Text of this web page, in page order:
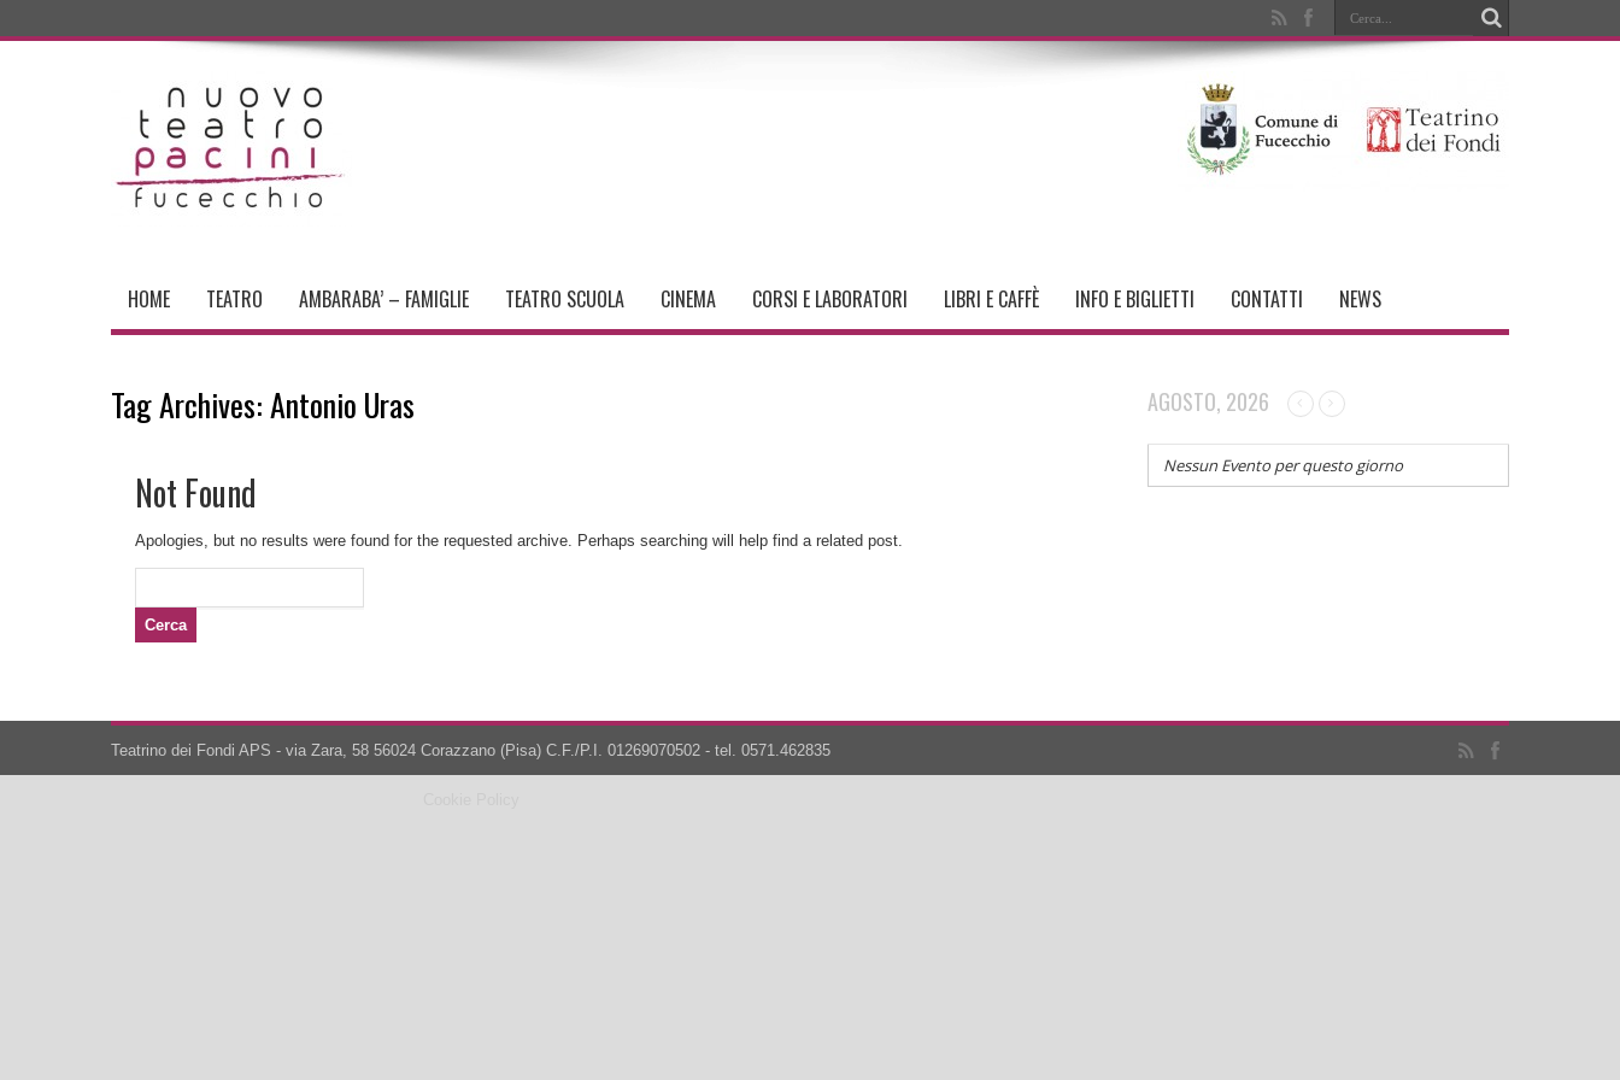
HOME TEATRO AMBARABA’ – FAMIGLIE TEATRO SCUOLA CINEMA CORSI E LABORATORI LIBRI E CAFFÈ INFO E BIGLIETTI CONTATTI NEWS
Tag Archives:Antonio Uras
Not Found
Apologies, but no results were found for the requested archive. Perhaps searching will help find a related post.
AGOSTO, 2026
Nessun Evento per questo giorno
Teatrino dei Fondi APS - via Zara, 58 56024 Corazzano (Pisa) C.F./P.I. 01269070502 - tel. 0571.462835